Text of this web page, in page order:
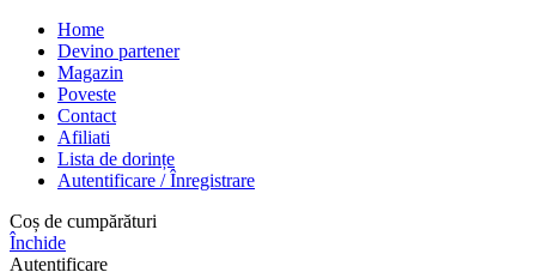
Home
Devino partener
Magazin
Poveste
Contact
Afiliati
Lista de dorințe
Autentificare / Înregistrare
Coș de cumpărături
Închide
Autentificare